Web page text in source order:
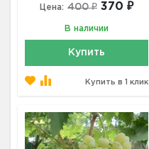
Цена: 400 ₽ 370 ₽
В наличии
Купить
Купить в 1 клик